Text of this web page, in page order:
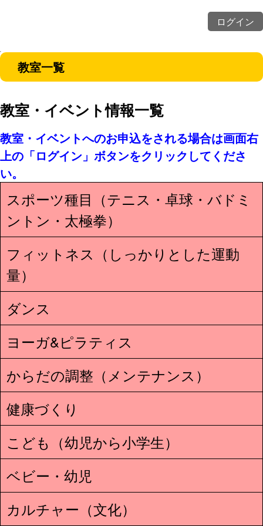
ログイン
教室一覧
教室・イベント情報一覧
教室・イベントへのお申込をされる場合は画面右
上の「ログイン」ボタンをクリックしてくださ
い。
スポーツ種目（テニス・卓球・バドミ
ントン・太極拳）
フィットネス（しっかりとした運動
量）
ダンス
ヨーガ&ピラティス
からだの調整（メンテナンス）
健康づくり
こども（幼児から小学生）
ベビー・幼児
カルチャー（文化）